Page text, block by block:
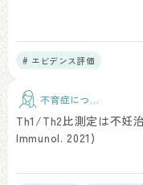
# エビデンス評価
不育症につい
Th1/Th2比測定は不妊
Immunol. 2021)